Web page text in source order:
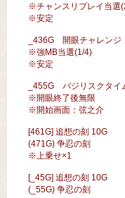
※チャンスリプレイ当選
※安定
_436G 開眼チャレンジ
※強MB当選(1/4)
※安定
_455G バジリスクタイ
※開眼終了後無限
※開始画面：弦之介
[461G] 追想の刻 10G
(471G) 争忍の刻
※上乗せ×1
[_45G] 追想の刻 10G
(_55G) 争忍の刻